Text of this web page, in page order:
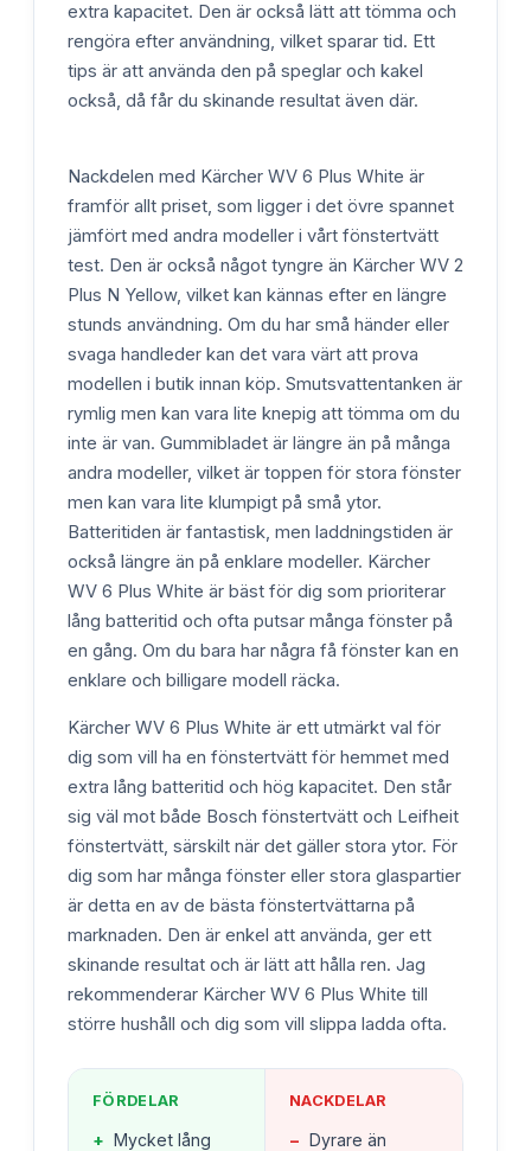
extra kapacitet. Den är också lätt att tömma och
rengöra efter användning, vilket sparar tid. Ett
tips är att använda den på speglar och kakel
också, då får du skinande resultat även där.
Nackdelen med Kärcher WV 6 Plus White är
framför allt priset, som ligger i det övre spannet
jämfört med andra modeller i vårt fönstertvätt
test. Den är också något tyngre än Kärcher WV 2
Plus N Yellow, vilket kan kännas efter en längre
stunds användning. Om du har små händer eller
svaga handleder kan det vara värt att prova
modellen i butik innan köp. Smutsvattentanken är
rymlig men kan vara lite knepig att tömma om du
inte är van. Gummibladet är längre än på många
andra modeller, vilket är toppen för stora fönster
men kan vara lite klumpigt på små ytor.
Batteritiden är fantastisk, men laddningstiden är
också längre än på enklare modeller. Kärcher
WV 6 Plus White är bäst för dig som prioriterar
lång batteritid och ofta putsar många fönster på
en gång. Om du bara har några få fönster kan en
enklare och billigare modell räcka.
Kärcher WV 6 Plus White är ett utmärkt val för
dig som vill ha en fönstertvätt för hemmet med
extra lång batteritid och hög kapacitet. Den står
sig väl mot både Bosch fönstertvätt och Leifheit
fönstertvätt, särskilt när det gäller stora ytor. För
dig som har många fönster eller stora glaspartier
är detta en av de bästa fönstertvättarna på
marknaden. Den är enkel att använda, ger ett
skinande resultat och är lätt att hålla ren. Jag
rekommenderar Kärcher WV 6 Plus White till
större hushåll och dig som vill slippa ladda ofta.
FÖRDELAR
+ Mycket lång
NACKDELAR
− Dyrare än